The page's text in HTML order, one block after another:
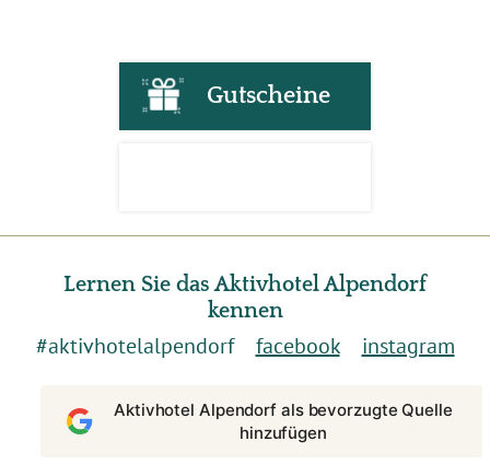
Gutscheine
Lernen Sie das Aktivhotel Alpendorf
kennen
#aktivhotelalpendorf facebook instagram
Aktivhotel Alpendorf als bevorzugte Quelle
hinzufügen